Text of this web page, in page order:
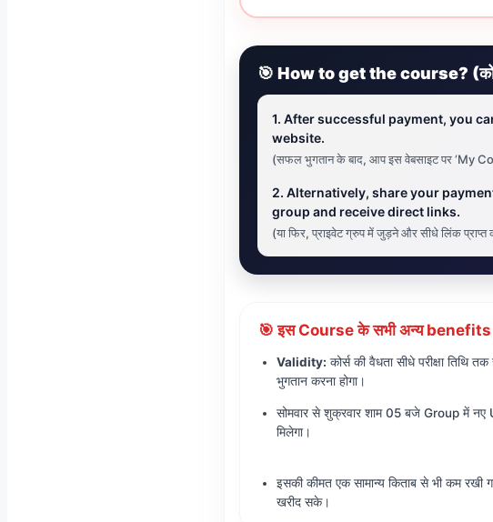
🎯 How to get the course?
1. After successful payment, you
website.
(सफल भुगतान के बाद, आप इस वेबसाइट पर ‘My
2. Alternatively, share your
group and receive direct links.
(या फिर, प्राइवेट ग्रुप में जुड़ने और सीधे लिंक
🎯 इस Course के सभी अन्य benefits
Validity: कोर्स की वैधता सीधे परीक्षा तिथि
भुगतान करना होगा।
सोमवार से शुक्रवार शाम 05 बजे Group में
मिलेगा।
इसकी कीमत एक सामान्य किताब से भी कम रखी
खरीद सके।